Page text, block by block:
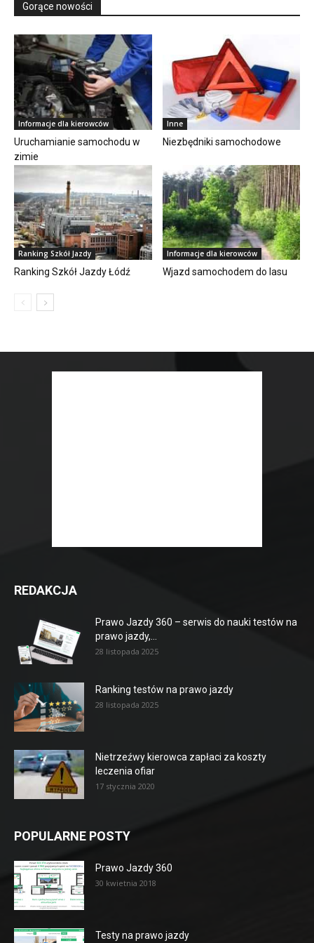
Gorące nowości
Informacje dla kierowców
Uruchamianie samochodu w
zimie
Inne
Niezbędniki samochodowe
Ranking Szkół Jazdy
Ranking Szkół Jazdy Łódź
Informacje dla kierowców
Wjazd samochodem do lasu
REDAKCJA
Prawo Jazdy 360 – serwis do nauki testów na
prawo jazdy,...
28 listopada 2025
Ranking testów na prawo jazdy
28 listopada 2025
Nietrzeźwy kierowca zapłaci za koszty
leczenia ofiar
17 stycznia 2020
POPULARNE POSTY
Prawo Jazdy 360
30 kwietnia 2018
Testy na prawo jazdy